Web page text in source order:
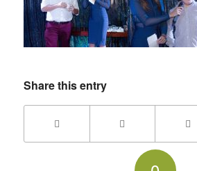
Share this entry